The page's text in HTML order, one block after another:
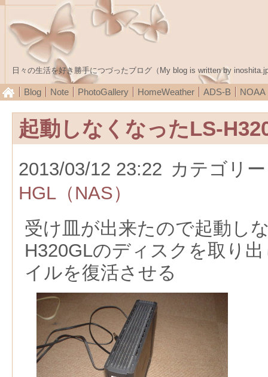
日々の生活を好き勝手につづったブログ（My blog is written by
Blog Note PhotoGallery HomeWeather ADS-B NOAA
起動しなくなったLS-
2013/03/12 23:22 カテゴリ
HGL（NAS）
受け皿が出来たので起動し
H320GLのディスクを取り
イルを復活させる